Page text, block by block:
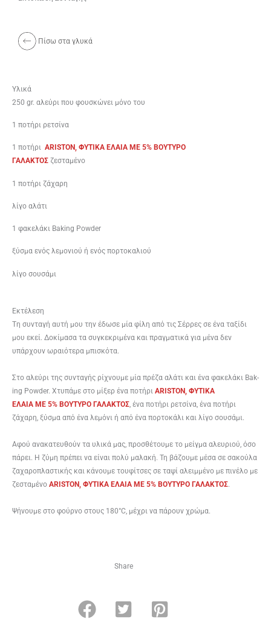
Πίσω στα γλυκά
Υλικά
250 gr. αλεύρι που φουσκώνει μόνο του
1 ποτήρι ρετσίνα
1 ποτήρι ARISTON, ΦΥΤΙΚΑ ΕΛΑΙΑ ME 5% BOYTYΡΟ
ΓΑΛΑΚΤΟΣ ζεσταμένο
1 ποτήρι ζάχαρη
λίγο αλάτι
1 φακελάκι Bak­ing Powder
ξύσμα ενός λεμονιού ή ενός πορτοκαλιού
λίγο σουσάμι
Εκτέλεση
Tη συνταγή αυτή μου την έδωσε μία φίλη από τις Σέρρες σε ένα ταξίδι
μου εκεί. Δοκίμασα τα συγκεκριμένα και πραγματικά για μένα δεν
υπάρχουν ωραιότερα μπισκότα.
Στο αλεύρι της συνταγής ρίχνουμε μία πρέζα αλάτι και ένα φακελάκι Bak­
ing Pow­der. Xτυπάμε στο μίξερ ένα ποτήρι ARISTON, ΦΥΤΙΚΑ
ΕΛΑΙΑ ME 5% BOYTYΡΟ ΓΑΛΑΚΤΟΣ , ένα ποτήρι ρετσίνα, ένα ποτήρι
ζάχαρη, ξύσμα από ένα λεμόνι ή από ένα πορτοκάλι και λίγο σουσάμι.
Αφού ανακατευθούν τα υλικά μας, προσθέτουμε το μείγμα αλευριού, όσο
πάρει. Η ζύμη πρέπει να είναι πολύ μαλακή. Τη βάζουμε μέσα σε σακούλα
ζαχαροπλαστικής και κάνουμε τουφίτσες σε ταψί αλειμμένο με πινέλο με
ζεσταμένο ARISTON, ΦΥΤΙΚΑ ΕΛΑΙΑ ME 5% BOYTYΡΟ ΓΑΛΑΚΤΟΣ.
Ψήνουμε στο φούρνο στους 180°C, μέχρι να πάρουν χρώμα.
Share